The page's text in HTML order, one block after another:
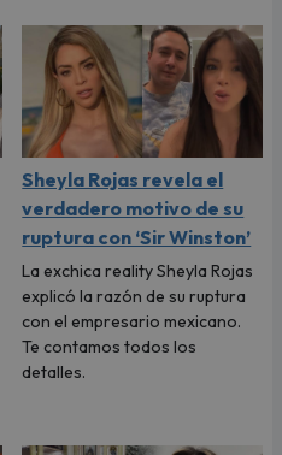
Sheyla Rojas revela el
verdadero motivo de su
ruptura con ‘Sir Winston’
La exchica reality Sheyla Rojas
explicó la razón de su ruptura
con el empresario mexicano.
Te contamos todos los
detalles.